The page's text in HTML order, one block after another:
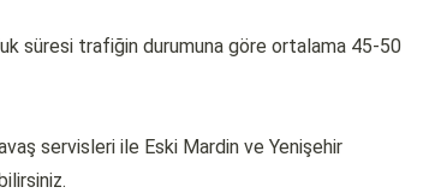
süresi trafiğin durumuna göre ortalama 45-50
servisleri ile Eski Mardin ve Yenişehir